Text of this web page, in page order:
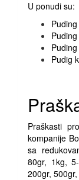
U ponudi su:
Pudig
Praškasti
kompanije
sa
80gr, 1kg,
200gr,